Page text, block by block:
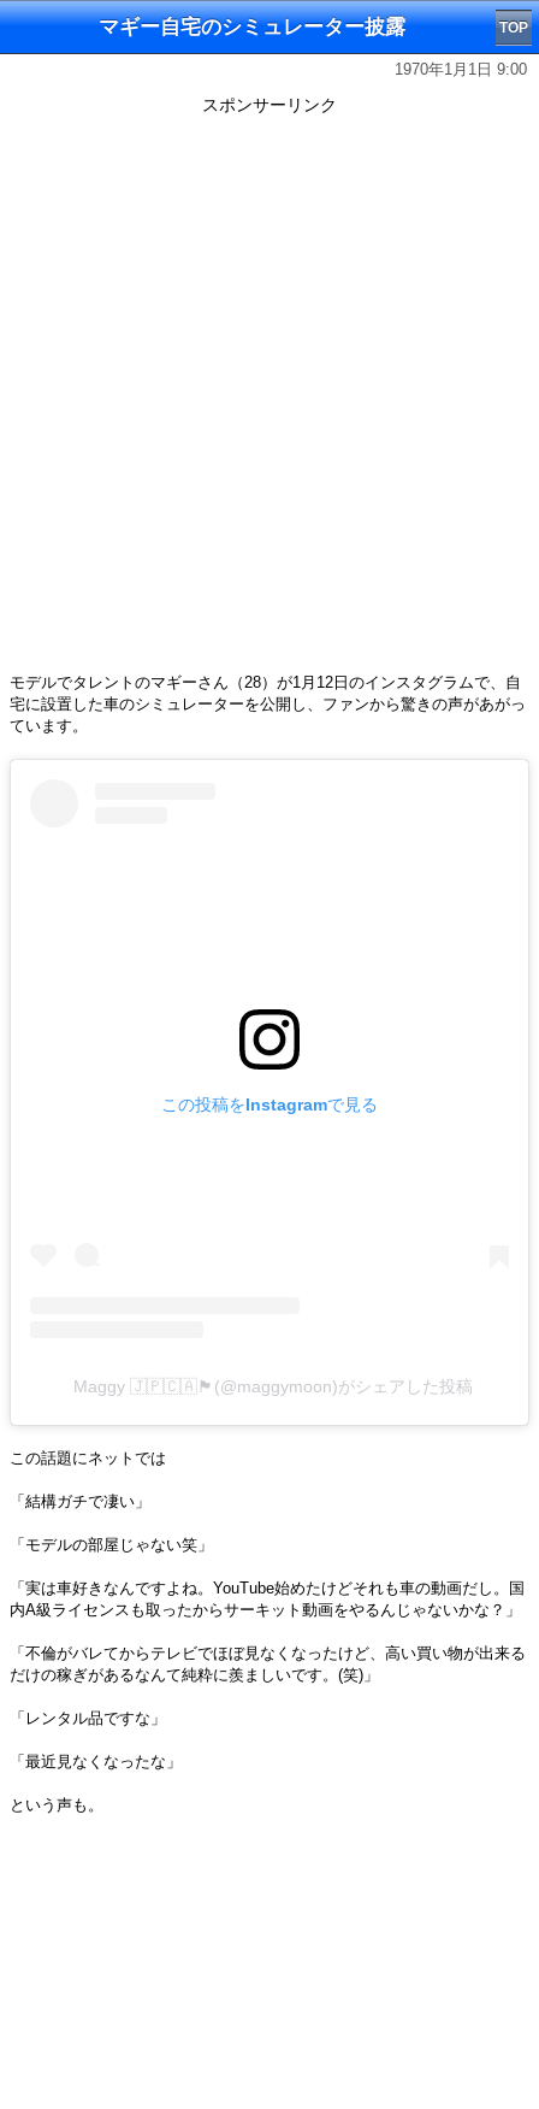
マギー自宅のシミュレーター披露 TOP
1970年1月1日 9:00
スポンサーリンク
モデルでタレントのマギーさん（28）が1月12日のインスタグラムで、自
宅に設置した車のシミュレーターを公開し、ファンから驚きの声があがっ
ています。
この投稿をInstagramで見る
Maggy 🇯🇵🇨🇦🏴󠁧󠁢󠁳󠁣󠁴󠁿(@maggymoon)がシェアした投稿
この話題にネットでは
「結構ガチで凄い」
「モデルの部屋じゃない笑」
「実は車好きなんですよね。YouTube始めたけどそれも車の動画だし。国
内A級ライセンスも取ったからサーキット動画をやるんじゃないかな？」
「不倫がバレてからテレビでほぼ見なくなったけど、高い買い物が出来る
だけの稼ぎがあるなんて純粋に羨ましいです。(笑)」
「レンタル品ですな」
「最近見なくなったな」
という声も。